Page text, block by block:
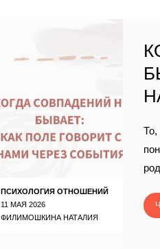
ПСИХОЛОГИЯ ОТНОШЕНИЙ
11 МАЯ 2026
ФИЛИМОШКИНА НАТАЛИЯ